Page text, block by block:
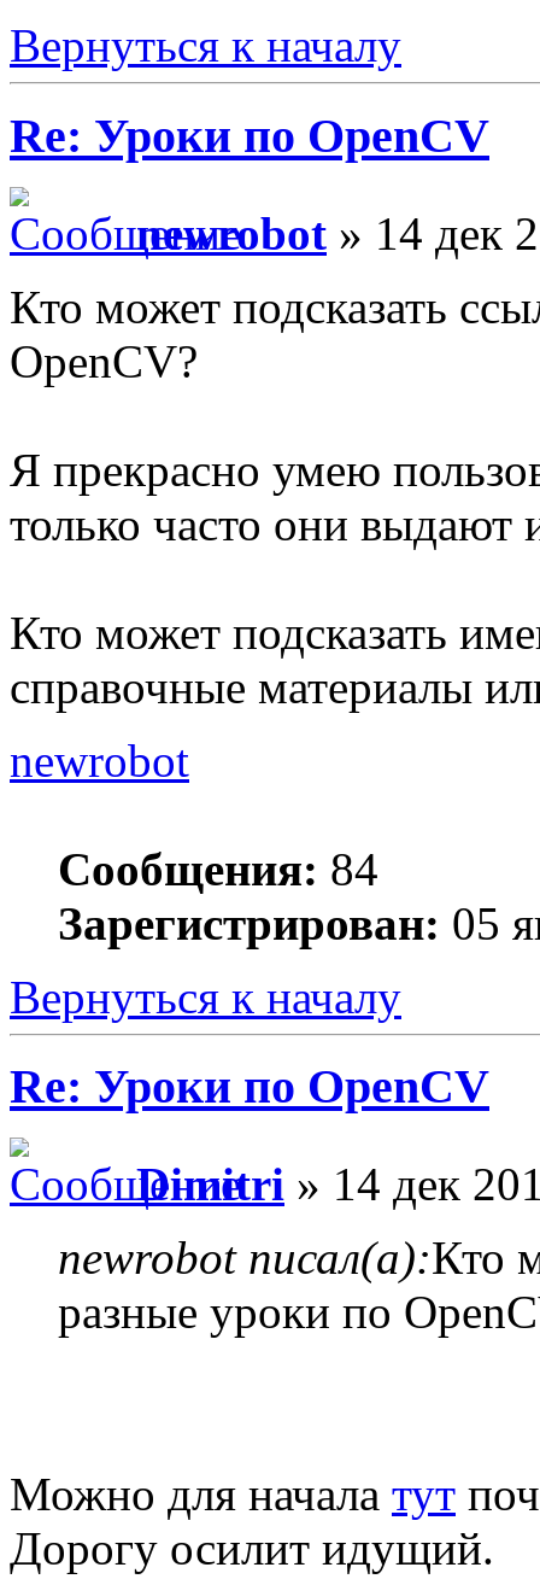
Вернуться к началу
Re: Уроки по OpenCV
newrobot » 14 дек
Кто может подсказать
OpenCV?
Я прекрасно умею
только часто они выдают
Кто может подсказать
справочные материалы
newrobot
Сообщения: 84
Зарегистрирован: 05
Вернуться к началу
Re: Уроки по OpenCV
Dimitri » 14 дек
newrobot писал(а):Кто
разные уроки по
Можно для начала тут
Дорогу осилит идущий.